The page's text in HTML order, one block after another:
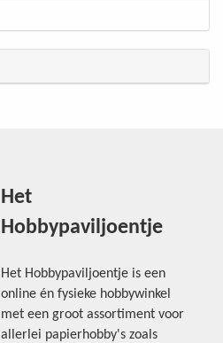
Het
Hobbypaviljoentje
Het Hobbypaviljoentje is een
online én fysieke hobbywinkel
met een groot assortiment voor
allerlei papierhobby's zoals